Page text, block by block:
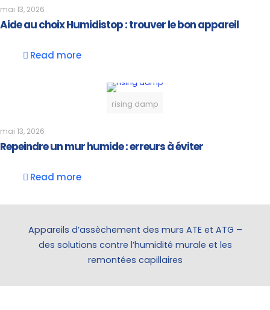
mai 13, 2026
Aide au choix Humidistop : trouver le bon appareil
Read more
rising damp
mai 13, 2026
Repeindre un mur humide : erreurs à éviter
Read more
Appareils d’assèchement des murs ATE et ATG –
des solutions contre l’humidité murale et les
remontées capillaires